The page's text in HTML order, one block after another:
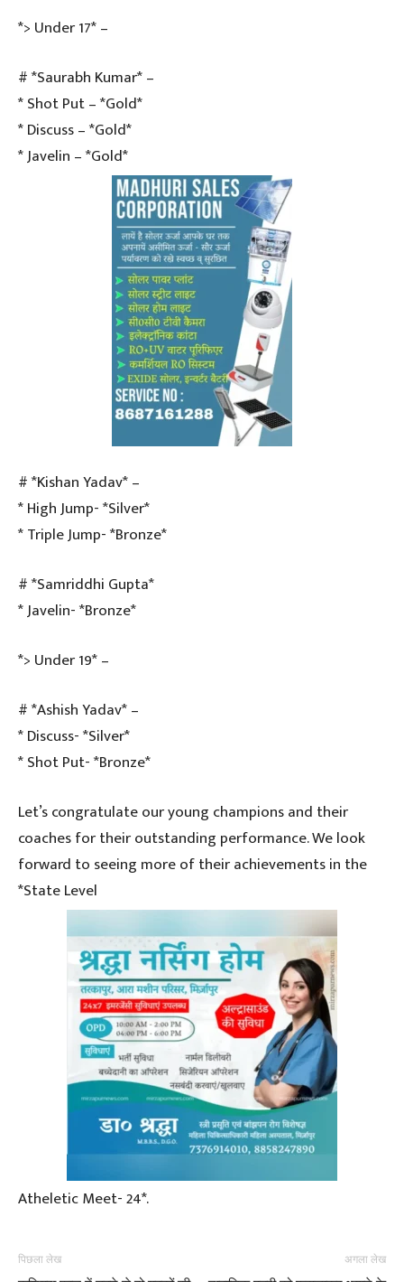
*> Under 17* –
# *Saurabh Kumar* –
* Shot Put – *Gold*
* Discuss – *Gold*
* Javelin – *Gold*
# *Kishan Yadav* –
* High Jump- *Silver*
* Triple Jump- *Bronze*
# *Samriddhi Gupta*
* Javelin- *Bronze*
*> Under 19* –
# *Ashish Yadav* –
* Discuss- *Silver*
* Shot Put- *Bronze*
Let’s congratulate our young champions and their
coaches for their outstanding performance. We look
forward to seeing more of their achievements in the
*State Level
Atheletic Meet- 24*.
पिछला लेख अगला लेख